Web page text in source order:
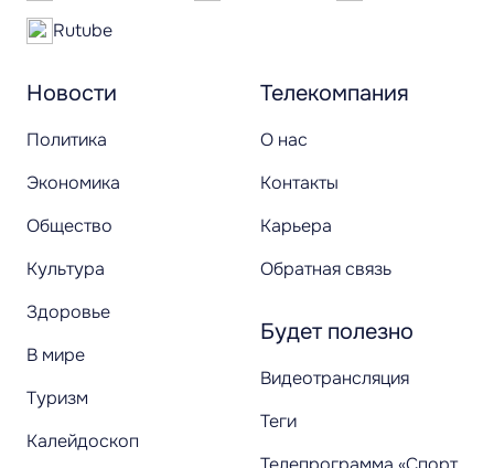
Новости
Политика
Экономика
Общество
Культура
Здоровье
В мире
Туризм
Калейдоскоп
Телекомпания
О нас
Контакты
Карьера
Обратная связь
Будет полезно
Видеотрансляция
Теги
Rutube